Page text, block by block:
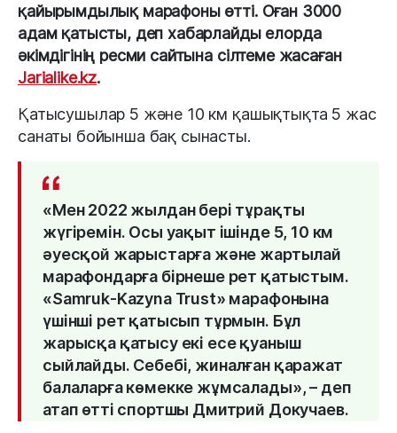
қайырымдылық марафоны өтті. Оған 3000
адам қатысты, деп хабарлайды елорда
әкімдігінің ресми сайтына сілтеме жасаған
Jarialike.kz.
Қатысушылар 5 және 10 км қашықтықта 5 жас
санаты бойынша бақ сынасты.
«Мен 2022 жылдан бері тұрақты
жүгіремін. Осы уақыт ішінде 5, 10 км
әуесқой жарыстарға және жартылай
марафондарға бірнеше рет қатыстым.
«Samruk-Kazyna Trust» марафонына
үшінші рет қатысып тұрмын. Бұл
жарысқа қатысу екі есе қуаныш
сыйлайды. Себебі, жиналған қаражат
балаларға көмекке жұмсалады», – деп
атап өтті спортшы Дмитрий Докучаев.